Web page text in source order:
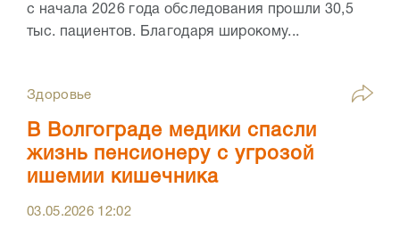
с начала 2026 года обследования прошли 30,5
тыс. пациентов. Благодаря широкому...
Здоровье
В Волгограде медики спасли
жизнь пенсионеру с угрозой
ишемии кишечника
03.05.2026 12:02